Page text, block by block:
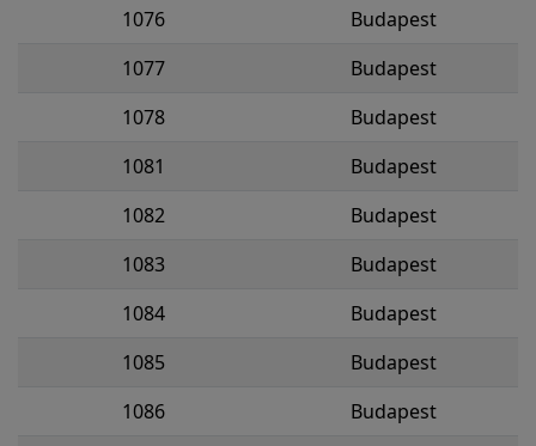
1076
Budapest
1077
Budapest
1078
Budapest
1081
Budapest
1082
Budapest
1083
Budapest
1084
Budapest
1085
Budapest
1086
Budapest